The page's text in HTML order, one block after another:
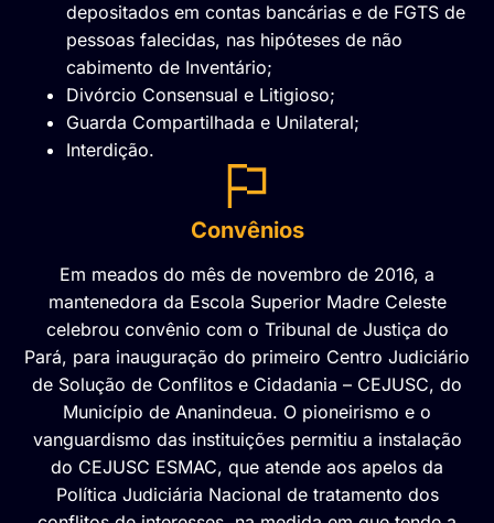
depositados em contas bancárias e de FGTS de
pessoas falecidas, nas hipóteses de não
cabimento de Inventário;
Divórcio Consensual e Litigioso;
Guarda Compartilhada e Unilateral;
Interdição.
Convênios
Em meados do mês de novembro de 2016, a
mantenedora da Escola Superior Madre Celeste
celebrou convênio com o Tribunal de Justiça do
Pará, para inauguração do primeiro Centro Judiciário
de Solução de Conflitos e Cidadania – CEJUSC, do
Município de Ananindeua. O pioneirismo e o
vanguardismo das instituições permitiu a instalação
do CEJUSC ESMAC, que atende aos apelos da
Política Judiciária Nacional de tratamento dos